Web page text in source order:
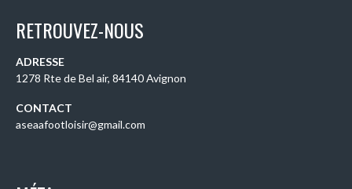
RETROUVEZ-NOUS
ADRESSE
1278 Rte de Bel air, 84140 Avignon
CONTACT
aseaafootloisir@gmail.com